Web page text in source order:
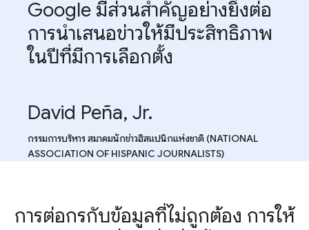
Google มีส่วนสำคัญอย่างยิ่งต่อ
การนำเสนอข่าวให้มีประสิทธิภาพ
ในปีที่มีการเลือกตั้ง
David Peña, Jr.
กรรมการบริหาร สมาคมนักข่าวฮิสแปนิกแห่งชาติ (NATIONAL
ASSOCIATION OF HISPANIC JOURNALISTS)
การต่อกรกับข้อมูลที่ไม่ถูกต้อง การให้